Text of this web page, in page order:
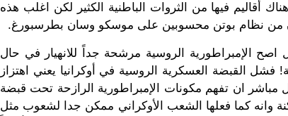
أقاليم فيها من الثروات الباطنية الكثير لكن اغلب هذه
من نظام بوتن محسوبين على موسكو وسان بطرسبورغ.
اصح الإمبراطورية الروسية مرشحة جداً للانهيار في حال
القبضة العسكرية الروسية في أوكرانيا يعني اهتزاز
ان تفهم مكونات الإمبراطورية الرازحة تحت قبضة
وانه كما فعلها الشعب الأوكراني ممكن جدا لشعوب مثل